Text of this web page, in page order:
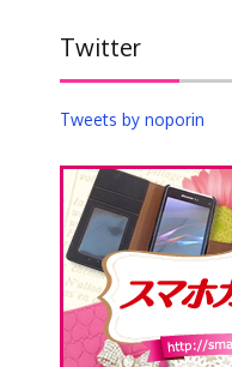
Twitter
Tweets by noporin